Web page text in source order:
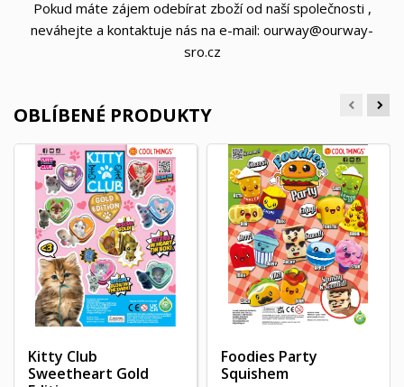
Pokud máte zájem odebírat zboží od naší společnosti ,
neváhejte a kontaktuje nás na e-mail: ourway@ourway-
sro.cz
OBLÍBENÉ PRODUKTY
Kitty Club
Sweetheart Gold
Foodies Party
Squishem